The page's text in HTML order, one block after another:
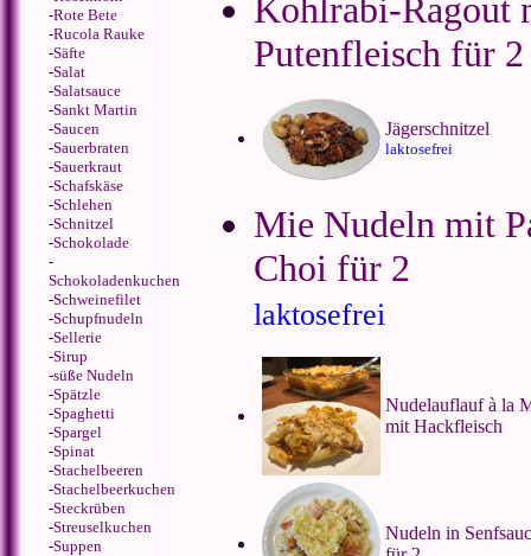
-Rote Bete
-Rucola Rauke
-Säfte
-Salat
-Salatsauce
-Sankt Martin
-Saucen
-Sauerbraten
-Sauerkraut
-Schafskäse
-Schlehen
-Schnitzel
-Schokolade
-
Schokoladenkuchen
-Schweinefilet
-Schupfnudeln
-Sellerie
-Sirup
-süße Nudeln
-Spätzle
-Spaghetti
-Spargel
-Spinat
-Stachelbeeren
-Stachelbeerkuchen
-Steckrüben
-Streuselkuchen
-Suppen
Kohlrabi-Ragout
Putenfleisch für 2
Jägerschnitzel
laktosefrei
Mie Nudeln mit
Choi für 2
laktosefrei
Nudelauflauf à la
mit Hackfleisch
Nudeln in